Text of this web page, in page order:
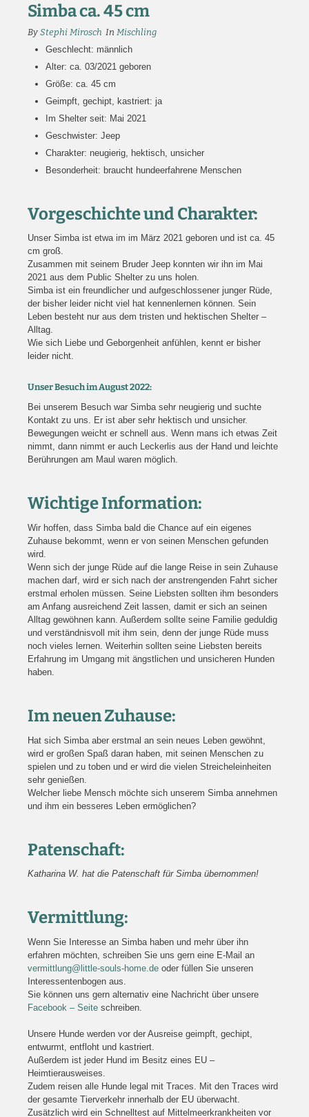
Simba ca. 45 cm
By Stephi Mirosch In Mischling
Geschlecht: männlich
Alter: ca. 03/2021 geboren
Größe: ca. 45 cm
Geimpft, gechipt, kastriert: ja
Im Shelter seit: Mai 2021
Geschwister: Jeep
Charakter: neugierig, hektisch, unsicher
Besonderheit: braucht hundeerfahrene Menschen
Vorgeschichte und Charakter:
Unser Simba ist etwa im im März 2021 geboren und ist ca. 45
cm groß.
Zusammen mit seinem Bruder Jeep konnten wir ihn im Mai
2021 aus dem Public Shelter zu uns holen.
Simba ist ein freundlicher und aufgeschlossener junger Rüde,
der bisher leider nicht viel hat kennenlernen können. Sein
Leben besteht nur aus dem tristen und hektischen Shelter –
Alltag.
Wie sich Liebe und Geborgenheit anfühlen, kennt er bisher
leider nicht.
Unser Besuch im August 2022:
Bei unserem Besuch war Simba sehr neugierig und suchte
Kontakt zu uns. Er ist aber sehr hektisch und unsicher.
Bewegungen weicht er schnell aus. Wenn mans ich etwas Zeit
nimmt, dann nimmt er auch Leckerlis aus der Hand und leichte
Berührungen am Maul waren möglich.
Wichtige Information:
Wir hoffen, dass Simba bald die Chance auf ein eigenes
Zuhause bekommt, wenn er von seinen Menschen gefunden
wird.
Wenn sich der junge Rüde auf die lange Reise in sein Zuhause
machen darf, wird er sich nach der anstrengenden Fahrt sicher
erstmal erholen müssen. Seine Liebsten sollten ihm besonders
am Anfang ausreichend Zeit lassen, damit er sich an seinen
Alltag gewöhnen kann. Außerdem sollte seine Familie geduldig
und verständnisvoll mit ihm sein, denn der junge Rüde muss
noch vieles lernen. Weiterhin sollten seine Liebsten bereits
Erfahrung im Umgang mit ängstlichen und unsicheren Hunden
haben.
Im neuen Zuhause:
Hat sich Simba aber erstmal an sein neues Leben gewöhnt,
wird er großen Spaß daran haben, mit seinen Menschen zu
spielen und zu toben und er wird die vielen Streicheleinheiten
sehr genießen.
Welcher liebe Mensch möchte sich unserem Simba annehmen
und ihm ein besseres Leben ermöglichen?
Patenschaft:
Katharina W. hat die Patenschaft für Simba übernommen!
Vermittlung:
Wenn Sie Interesse an Simba haben und mehr über ihn
erfahren möchten, schreiben Sie uns gern eine E-Mail an
vermittlung@little-souls-home.de oder füllen Sie unseren
Interessentenbogen aus.
Sie können uns gern alternativ eine Nachricht über unsere
Facebook – Seite schreiben.
Unsere Hunde werden vor der Ausreise geimpft, gechipt,
entwurmt, entfloht und kastriert.
Außerdem ist jeder Hund im Besitz eines EU –
Heimtierausweises.
Zudem reisen alle Hunde legal mit Traces. Mit den Traces wird
der gesamte Tierverkehr innerhalb der EU überwacht.
Zusätzlich wird ein Schnelltest auf Mittelmeerkrankheiten vor